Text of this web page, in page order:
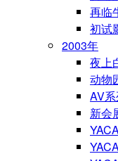
再临
初试
2003年
夜上
动物
AV
新会